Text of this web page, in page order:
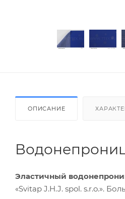
ОПИСАНИЕ
Эластичный
«Svitap J.H.J. spol. s.r.o.».